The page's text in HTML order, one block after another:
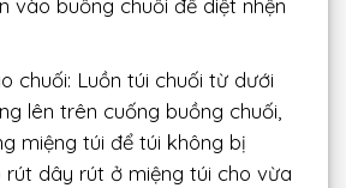
vào buồng chuối để diệt nhện
chuối: Luồn túi chuối từ dưới
lên trên cuống buồng chuối,
miệng túi để túi không bị
rút dây rút ở miệng túi cho vừa